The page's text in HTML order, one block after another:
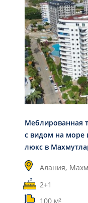
Меблированная
с видом на море
люкс в
Алания,
2+1
100 м²